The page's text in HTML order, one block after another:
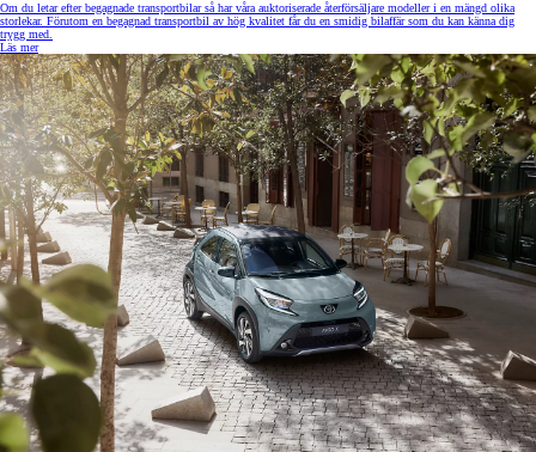
Om du letar efter begagnade transportbilar så har våra auktoriserade återförsäljare modeller i en mängd olika
storlekar. Förutom en begagnad transportbil av hög kvalitet får du en smidig bilaffär som du kan känna dig
trygg med.
Läs mer